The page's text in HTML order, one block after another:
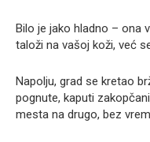
Bilo je jako hladno – ona
taloži na vašoj koži, već
Napolju, grad se kretao
pognute, kaputi
mesta na drugo, bez